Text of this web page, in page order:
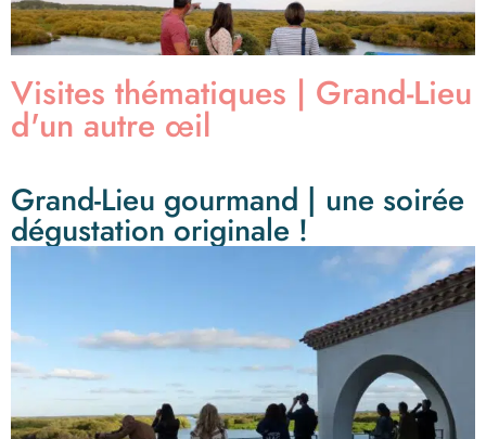
Visites thématiques | Grand-Lieu
d'un autre œil
Grand-Lieu gourmand | une soirée
dégustation originale !